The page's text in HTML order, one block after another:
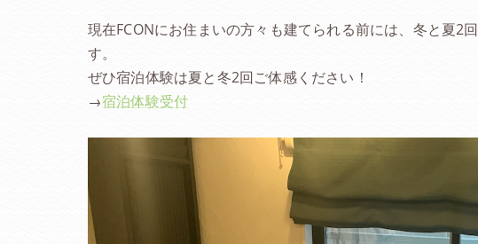
現在FCONにお住まいの方々も建てられる前には、冬と夏2回
す。
ぜひ宿泊体験は夏と冬2回ご体感ください！
→宿泊体験受付